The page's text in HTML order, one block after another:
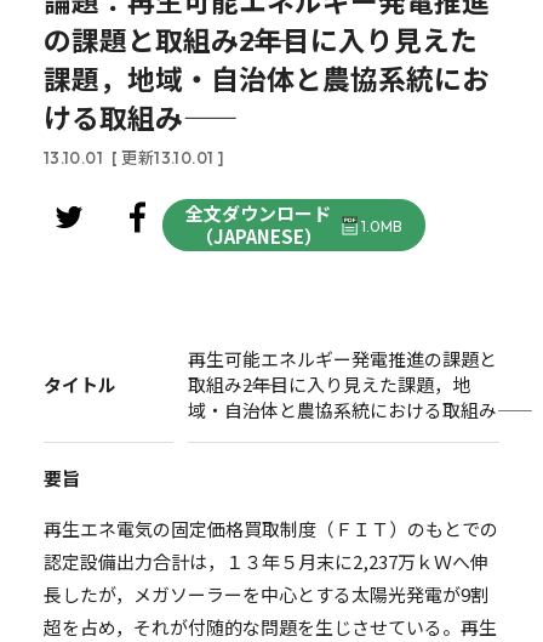
の課題と取組み――2年目に入り見えた
課題，地域・自治体と農協系統にお
ける取組み――
13.10.01 [ 更新13.10.01 ]
全文ダウンロード
（JAPANESE）
1.0MB
タイトル
再生可能エネルギー発電推進の課題と
取組み――2年目に入り見えた課題，地
域・自治体と農協系統における取組み――
要旨
再生エネ電気の固定価格買取制度（ＦＩＴ）のもとでの
認定設備出力合計は，１３年５月末に2,237万ｋＷへ伸
長したが，メガソーラーを中心とする太陽光発電が9割
超を占め，それが付随的な問題を生じさせている。再生